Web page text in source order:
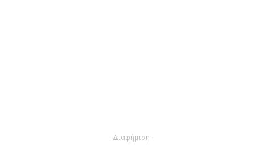
- Διαφήμιση -